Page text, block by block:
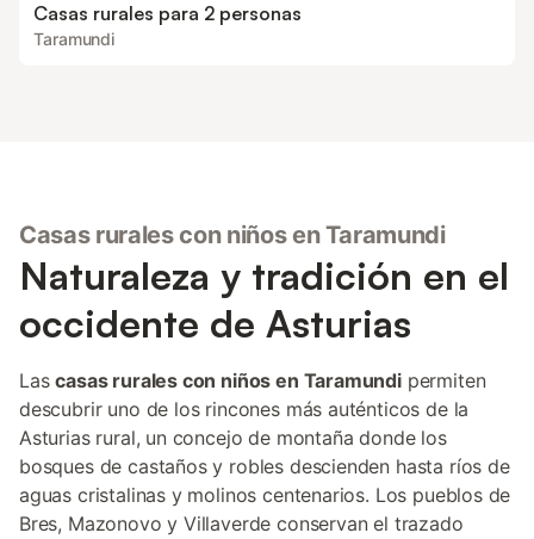
Casas rurales para 2 personas
Taramundi
Casas rurales con niños en Taramundi
Naturaleza y tradición en el
occidente de Asturias
Lascasas rurales con niños en Taramundipermiten
descubrir uno de los rincones más auténticos de la
Asturias rural, un concejo de montaña donde los
bosques de castaños y robles descienden hasta ríos de
aguas cristalinas y molinos centenarios. Los pueblos de
Bres, Mazonovo y Villaverde conservan el trazado